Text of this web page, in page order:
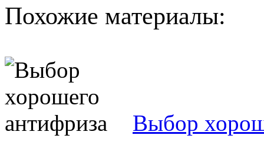
Похожие материалы:
Выбор